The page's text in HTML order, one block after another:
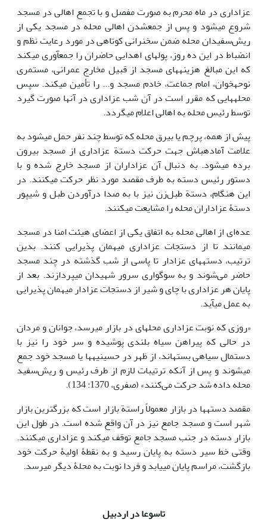
عزاداری در ماه محرم به صورت مفصل و با تجمع اهالی در مسجد
شروع می‎شود و پس از جمع‎شدن اهالی محله در مسجد یکی از
ریش‌سفیدان محله ضمن سخنرانی کوتاهی در مورد رعایت نظم و
انضباط در این ده روز، پول‎های اهدایی حاضران را جمع‎آوری می‎کند
که این مبالغ هزینه‎های مسجد از قبیل مخارج عمرانی، مستمری
نوحه‎خوان، امام جماعت، خادم مسجد و... را تأمین می‎کند. سپس
محله‎هایی که مقرر است در آن شب عزاداری در آن‎ها صورت گیرد
توسط رئیس محله به اهالی اعلام می‎گردد.
پیش از همه، پرچم یا بیرق محله که توسط چند نفر حمل می‎شود به
علامت آماده‎باش جهت حرکت دستة عزاداری از مسجد بیرون
برده می‎شود. به دنبال آن عزاداران از مسجد خارج شده و با
دستور رئیس دسته به طرف مقصد مورد نظر حرکت می‎کنند. در
این هنگام، دستة طبل‌زن نیز با به صدا درآوردن طبل و شیپور
دستۀ عزاداران محله را مشایعت می‎کنند.
عده‌ای از اهالی محله به اتفاق یکی از اعضای هیئت امنا در مسجد
می‎مانند تا از دستجات عزاداری میهمان پذیرایی کنند. بدین
ترتیب، دسته‎های عزادار تا پاسی از شب گذشته در چند مسجد
حاضر می‌شوند و به سوگواری سرور شهیدان می‏پردازند. بعد از
پایان هر عزاداری با چای و شیر از دستجات عزادار میهمان پذیرایی
به عمل می‎آید.
«روزی که نوبت عزاداری محله‎ای در بازار می‎رسد، جوانان و مردان
در حالی که پیراهن سیاه بلندی پوشیده و سر خود را نیز با
دستمال سیاهی بسته‎اند، از ظهر در حسینیه‎ها یا مسجد خود جمع
می‎شوند و پس از آنکه ترتیبات لازم از طرف رئیس و ریش‌سفید
محله داده شد حرکت می‌کنند» (صفری، 1370: 134).
مقصد دسته‎ها در بازار معمولاً راستة بازار است که بزرگ‎ترین بازار
شهر است و مسجد جامع نیز در آن واقع شده ‎است. در طول این
بازار دسته در جنب مسجد جامع توقف می‎کند و عزاداری می‎کنند.
وقتی خط سیر دسته به پایان رسید و به نقطۀ اولیۀ حرکت خود
بازگشت، مراسم پایان می‎یابد و فردا نوبت به محلۀ دیگر می‎رسد.
تاسوعا در اردبیل